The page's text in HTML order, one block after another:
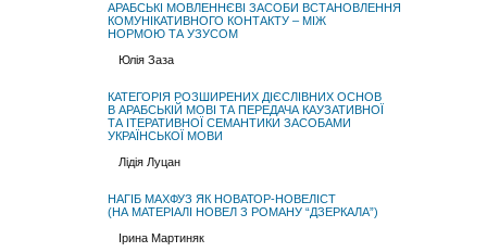
АРАБСЬКІ МОВЛЕННЄВІ ЗАСОБИ ВСТАНОВЛЕННЯ
КОМУНІКАТИВНОГО КОНТАКТУ – МІЖ
НОРМОЮ ТА УЗУСОМ
Юлія Заза
КАТЕГОРІЯ РОЗШИРЕНИХ ДІЄСЛІВНИХ ОСНОВ
В АРАБСЬКІЙ МОВІ ТА ПЕРЕДАЧА КАУЗАТИВНОЇ
ТА ІТЕРАТИВНОЇ СЕМАНТИКИ ЗАСОБАМИ
УКРАЇНСЬКОЇ МОВИ
Лідія Луцан
НАГІБ МАХФУЗ ЯК НОВАТОР-НОВЕЛІСТ
(НА МАТЕРІАЛІ НОВЕЛ З РОМАНУ “ДЗЕРКАЛА”)
Ірина Мартиняк